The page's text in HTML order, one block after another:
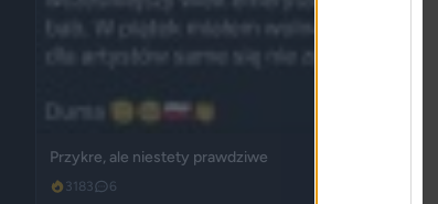
Przykre, ale niestety prawdziwe
3183 6